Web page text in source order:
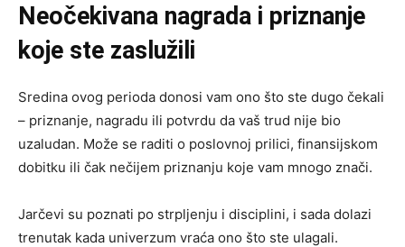
Neočekivana nagrada i priznanje
koje ste zaslužili
Sredina ovog perioda donosi vam ono što ste dugo čekali
– priznanje, nagradu ili potvrdu da vaš trud nije bio
uzaludan. Može se raditi o poslovnoj prilici, finansijskom
dobitku ili čak nečijem priznanju koje vam mnogo znači.
Jarčevi su poznati po strpljenju i disciplini, i sada dolazi
trenutak kada univerzum vraća ono što ste ulagali.